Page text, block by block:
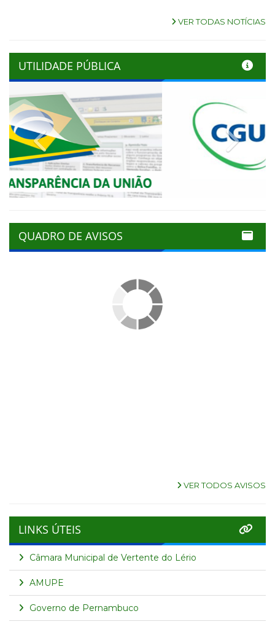
VER TODAS NOTÍCIAS
UTILIDADE PÚBLICA
Previous Next
QUADRO DE AVISOS
VER TODOS AVISOS
LINKS ÚTEIS
Câmara Municipal de Vertente do Lério
AMUPE
Governo de Pernambuco